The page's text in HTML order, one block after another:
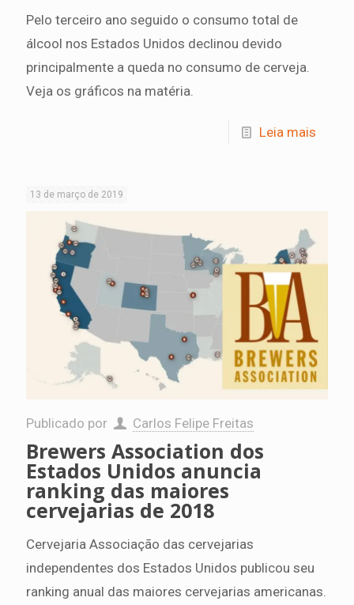
Pelo terceiro ano seguido o consumo total de
álcool nos Estados Unidos declinou devido
principalmente a queda no consumo de cerveja.
Veja os gráficos na matéria.
Leia mais
13 de março de 2019
Publicado por Carlos Felipe Freitas
Brewers Association dos
Estados Unidos anuncia
ranking das maiores
cervejarias de 2018
Cervejaria Associação das cervejarias
independentes dos Estados Unidos publicou seu
ranking anual das maiores cervejarias americanas.